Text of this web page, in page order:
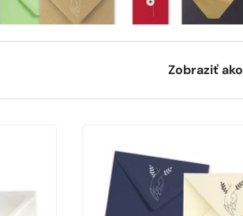
Zobraziť ako